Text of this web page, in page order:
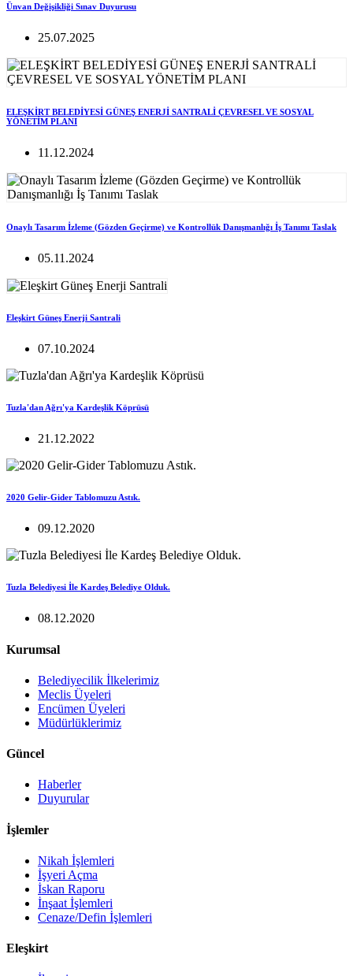
Ünvan Değişikliği Sınav Duyurusu
25.07.2025
ELEŞKİRT BELEDİYESİ GÜNEŞ ENERJİ SANTRALİ ÇEVRESEL VE SOSYAL
YÖNETİM PLANI
11.12.2024
Onaylı Tasarım İzleme (Gözden Geçirme) ve Kontrollük Danışmanlığı İş Tanımı Taslak
05.11.2024
Eleşkirt Güneş Enerji Santrali
07.10.2024
Tuzla'dan Ağrı'ya Kardeşlik Köprüsü
21.12.2022
2020 Gelir-Gider Tablomuzu Astık.
09.12.2020
Tuzla Belediyesi İle Kardeş Belediye Olduk.
08.12.2020
Kurumsal
Belediyecilik İlkelerimiz
Meclis Üyeleri
Encümen Üyeleri
Müdürlüklerimiz
Güncel
Haberler
Duyurular
İşlemler
Nikah İşlemleri
İşyeri Açma
İskan Raporu
İnşaat İşlemleri
Cenaze/Defin İşlemleri
Eleşkirt